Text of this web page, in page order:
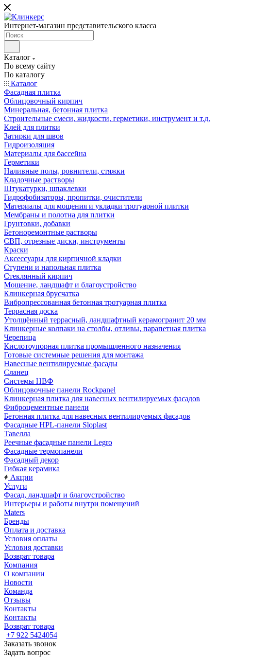
Интернет-магазин представительского класса
Каталог
По всему сайту
По каталогу
Каталог
Фасадная плитка
Облицовочный кирпич
Минеральная, бетонная плитка
Строительные смеси, жидкости, герметики, инструмент и т.д.
Клей для плитки
Затирки для швов
Гидроизоляция
Материалы для бассейна
Герметики
Наливные полы, ровнители, стяжки
Кладочные растворы
Штукатурки, шпаклевки
Гидрофобизаторы, пропитки, очистители
Материалы для мощения и укладки тротуарной плитки
Мембраны и полотна для плитки
Грунтовки, добавки
Бетоноремонтные растворы
СВП, отрезные диски, инструменты
Краски
Аксессуары для кирпичной кладки
Ступени и напольная плитка
Cтеклянный кирпич
Мощение, ландшафт и благоустройство
Клинкерная брусчатка
Вибропрессованная бетонная тротуарная плитка
Террасная доска
Утолщённый террасный, ландшафтный керамогранит 20 мм
Клинкерные колпаки на столбы, отливы, парапетная плитка
Черепица
Кислотоупорная плитка промышленного назначения
Готовые системные решения для монтажа
Навесные вентилируемые фасады
Сланец
Системы НВФ
Облицовочные панели Rockpanel
Клинкерная плитка для навесных вентилируемых фасадов
Фиброцементные панели
Бетонная плитка для навесных вентилируемых фасадов
Фасадные HPL-панели Sloplast
Тавелла
Реечные фасадные панели Legro
Фасадные термопанели
Фасадный декор
Гибкая керамика
Акции
Услуги
Фасад, ландшафт и благоустройство
Интерьеры и работы внутри помещений
Maters
Бренды
Оплата и доставка
Условия оплаты
Условия доставки
Возврат товара
Компания
О компании
Новости
Команда
Отзывы
Контакты
Контакты
Возврат товара
+7 922 5424054
Заказать звонок
Задать вопрос